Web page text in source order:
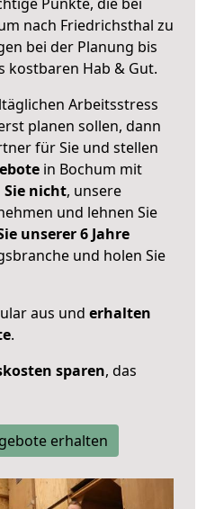
nach Friedrichsthal zu
bei der Planung bis
kostbaren Hab & Gut.
Arbeitsstress
planen sollen, dann
für Sie und stellen
in Bochum mit
Sie nicht, unsere
und lehnen Sie
unserer 6 Jahre
und holen Sie
aus und erhalten
.
sparen, das
erhalten